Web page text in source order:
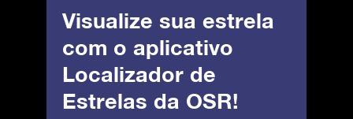
Visualize sua estrela
com o aplicativo
Localizador de
Estrelas da OSR!